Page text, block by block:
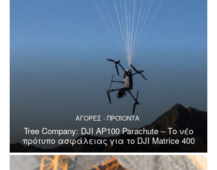
ΑΓΟΡΕΣ - ΠΡΟΪΟΝΤΑ
Tree Company: DJI AP100 Parachute – Το νέο
πρότυπο ασφάλειας για το DJI Matrice 400